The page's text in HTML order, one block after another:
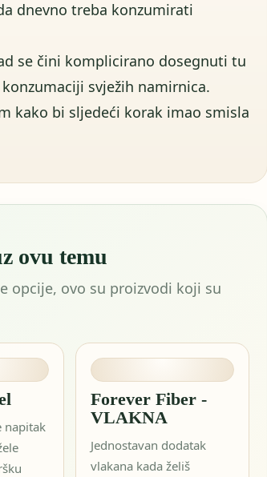
dnevno treba konzumirati
se čini komplicirano dosegnuti tu
svježih namirnica.
kako bi sljedeći korak imao smisla
ovu temu
opcije, ovo su proizvodi koji su
napitak
Forever Fiber -
VLAKNA
Jednostavan dodatak
vlakana kada želiš